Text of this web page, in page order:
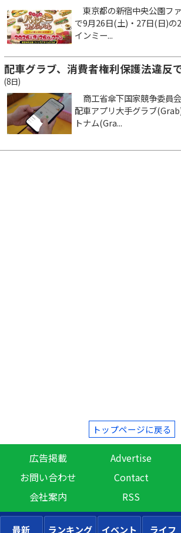
東京都の新宿中央公園フ
で9月26日(土)・27日(日)の
インミー...
配車グラブ、消費者権利保護法違反
(8日)
商工省傘下国家競争委員
配車アプリ大手グラブ
トナム(Gra...
トップページに戻る
広告掲載 Advertise
お問い合わせ
Contact
会社案内
RSS
最新 ランキング イベント ライフ